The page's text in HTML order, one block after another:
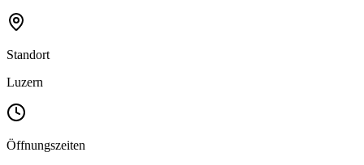
Standort
Luzern
Öffnungszeiten